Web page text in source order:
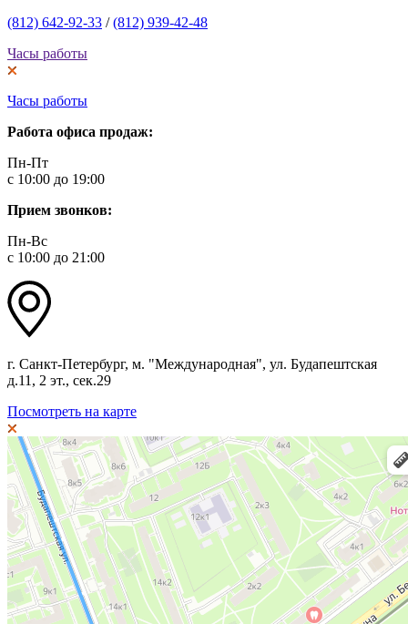
(812) 642-92-33 /(812) 939-42-48
Часы работы
Часы работы
Работа офиса продаж:
Пн-Пт
с 10:00 до 19:00
Прием звонков:
Пн-Вс
с 10:00 до 21:00
г. Санкт-Петербург, м. "Международная", ул. Будапештская
д.11, 2 эт., сек.29
Посмотреть на карте